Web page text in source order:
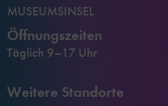
MUSEUMSINSEL
Öffnungszeiten
Täglich 9–17 Uhr
Weitere Standorte